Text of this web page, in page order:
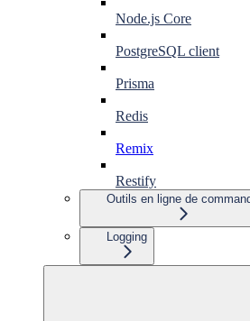
Node.js Core
PostgreSQL client
Prisma
Redis
Remix
Restify
Outils en ligne de
Logging